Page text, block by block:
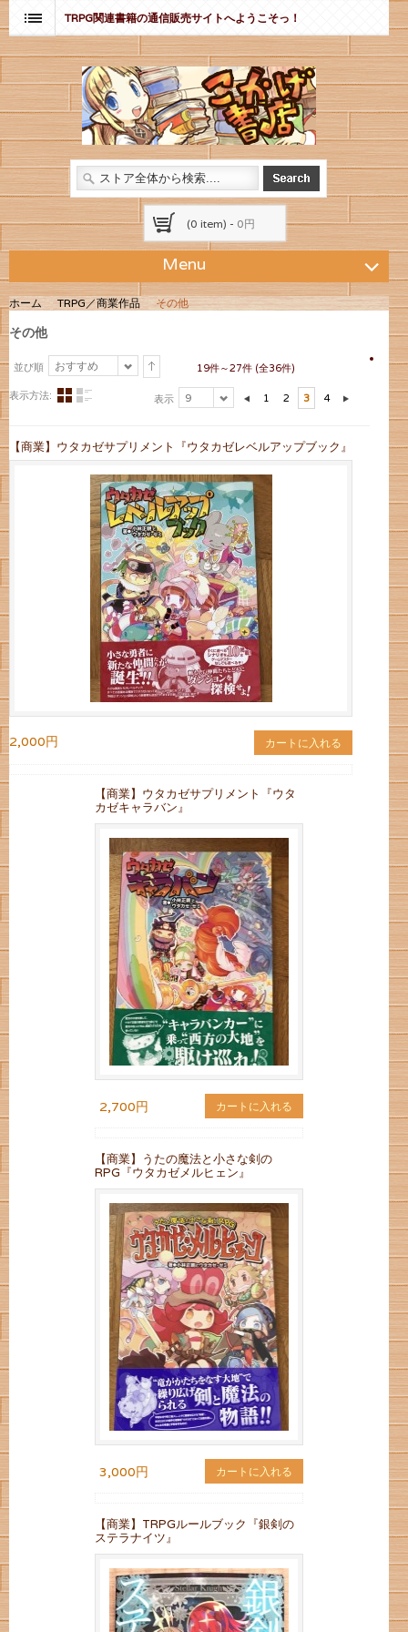
TRPG関連書籍の通信販売サイトへようこそっ！
(0 item) - 0円
Menu
ホーム TRPG／商業作品 その他
その他
並び順 おすすめ 19件～27件 (全36件)
表示方法: 表示 9 1 2 3 4
【商業】ウタカゼサプリメント『ウタカゼレベルアップブック』
2,000円 カートに入れる
【商業】ウタカゼサプリメント『ウタ
カゼキャラバン』
2,700円 カートに入れる
【商業】うたの魔法と小さな剣の
RPG『ウタカゼメルヒェン』
3,000円 カートに入れる
【商業】TRPGルールブック『銀剣の
ステラナイツ』